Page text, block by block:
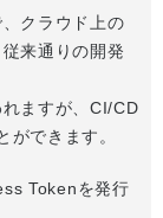
クラウド上の
来通りの開発
ますが、CI/CD
できます。
Tokenを発行